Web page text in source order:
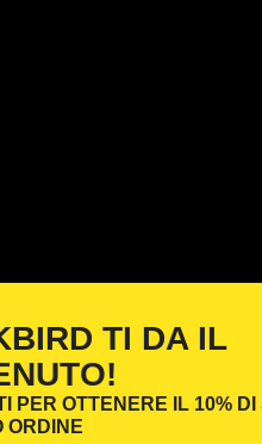
TI DA IL
PER OTTENERE IL 10% DI
ORDINE